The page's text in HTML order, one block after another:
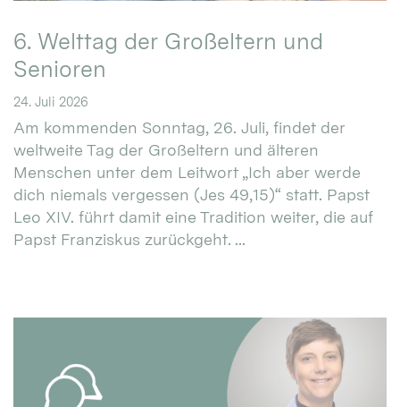
6. Welttag der Großeltern und
Senioren
24. Juli 2026
Am kommenden Sonntag, 26. Juli, findet der
weltweite Tag der Großeltern und älteren
Menschen unter dem Leitwort „Ich aber werde
dich niemals vergessen (Jes 49,15)“ statt. Papst
Leo XIV. führt damit eine Tradition weiter, die auf
Papst Franziskus zurückgeht. ...